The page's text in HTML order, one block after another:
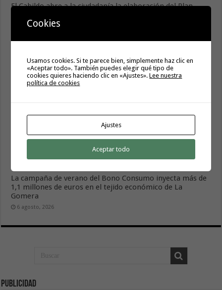
El Cabildo abre a la ciudadanía la elaboración del Plan
7 agosto, 2026
Hermigua presenta «Hermigua Joven III»
6 agosto, 2026
La campaña de verano del Bono Consumo inyecta más de
1,1 millones de euros en el tejido económico de La
Gomera
6 agosto, 2026
Publicidad
Cookies
Usamos cookies. Si te parece bien, simplemente haz clic en
«Aceptar todo». También puedes elegir qué tipo de
cookies quieres haciendo clic en «Ajustes».Lee nuestra
política de cookies
Ajustes
Aceptar todo